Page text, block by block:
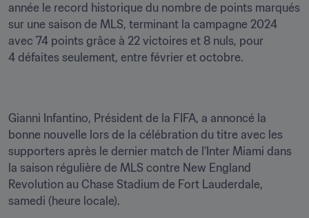
année le record historique du nombre de points marqués
sur une saison de MLS, terminant la campagne 2024
avec 74 points grâce à 22 victoires et 8 nuls, pour
4 défaites seulement, entre février et octobre.
Gianni Infantino, Président de la FIFA, a annoncé la
bonne nouvelle lors de la célébration du titre avec les
supporters après le dernier match de l’Inter Miami dans
la saison régulière de MLS contre New England
Revolution au Chase Stadium de Fort Lauderdale,
samedi (heure locale).